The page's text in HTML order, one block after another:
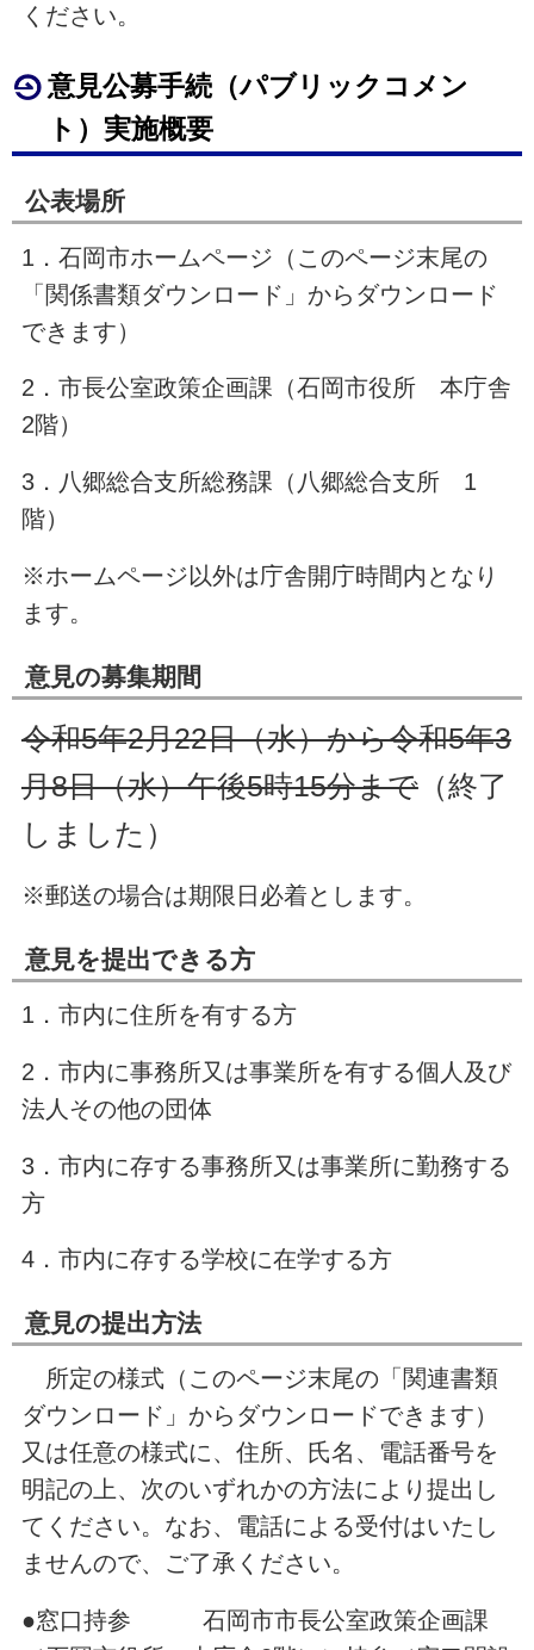
ください。
意見公募手続（パブリックコメン
ト）実施概要
公表場所
1．石岡市ホームページ（このページ末尾の
「関係書類ダウンロード」からダウンロード
できます）
2．市長公室政策企画課（石岡市役所 本庁舎
2階）
3．八郷総合支所総務課（八郷総合支所 1
階）
※ホームページ以外は庁舎開庁時間内となり
ます。
意見の募集期間
令和5年2月22日（水）から令和5年3
月8日（水）午後5時15分まで（終了
しました）
※郵送の場合は期限日必着とします。
意見を提出できる方
1．市内に住所を有する方
2．市内に事務所又は事業所を有する個人及び
法人その他の団体
3．市内に存する事務所又は事業所に勤務する
方
4．市内に存する学校に在学する方
意見の提出方法
所定の様式（このページ末尾の「関連書類
ダウンロード」からダウンロードできます）
又は任意の様式に、住所、氏名、電話番号を
明記の上、次のいずれかの方法により提出し
てください。なお、電話による受付はいたし
ませんので、ご了承ください。
●窓口持参 石岡市市長公室政策企画課